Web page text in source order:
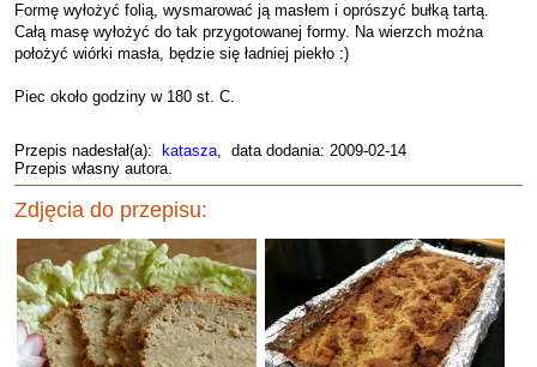
Formę wyłożyć folią, wysmarować ją masłem i oprószyć bułką tartą.
Całą masę wyłożyć do tak przygotowanej formy. Na wierzch można
położyć wiórki masła, będzie się ładniej piekło :)
Piec około godziny w 180 st. C.
Przepis nadesłał(a): katasza, data dodania: 2009-02-14
Przepis własny autora.
Zdjęcia do przepisu: